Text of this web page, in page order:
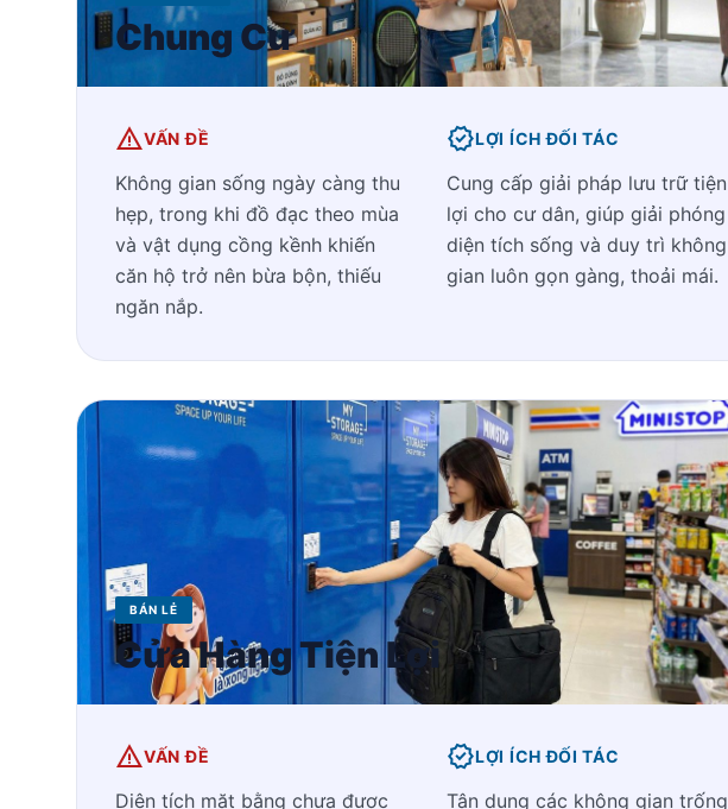
Chung Cư
warningVẤN ĐỀ
Không gian sống ngày càng thu
hẹp, trong khi đồ đạc theo mùa
và vật dụng cồng kềnh khiến
căn hộ trở nên bừa bộn, thiếu
ngăn nắp.
verifiedLỢI ÍCH ĐỐI TÁC
Cung cấp giải pháp lưu trữ tiện
lợi cho cư dân, giúp giải phóng
diện tích sống và duy trì không
gian luôn gọn gàng, thoải mái.
BÁN LẺ
Cửa Hàng Tiện Lợi
warningVẤN ĐỀ
Diện tích mặt bằng chưa được
verifiedLỢI ÍCH ĐỐI TÁC
Tận dụng các không gian trống